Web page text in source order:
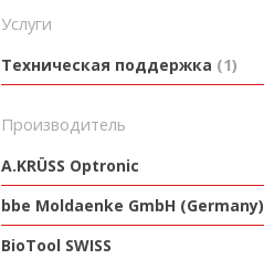
Услуги
Техническая поддержка 1
производитель
A.KRÜSS Optronic
bbe Moldaenke GmbH (Germany)
BioTool SWISS